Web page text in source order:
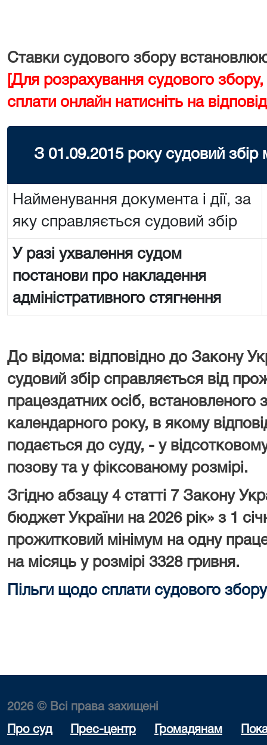
Ставки судового збору
[Для розрахування судового
сплати онлайн натисніть на
З 01.09.2015 року судовий
Найменування документа і дії, за
яку справляється судовий збір
У разі ухвалення судом
постанови про накладення
адміністративного стягнення
До відома: відповідно до Закону
судовий збір справляється від
працездатних осіб, встановленого
календарного року, в якому
подається до суду, - у
позову та у фіксованому розмірі.
Згідно абзацу 4 статті 7 Закону
бюджет України на 2026 рік» з 1
прожитковий мінімум на одну
на місяць у розмірі 3328 гривня.
Пільги щодо сплати судового збору
2026 © Всі права захищені
Про суд Прес-центр Громадянам